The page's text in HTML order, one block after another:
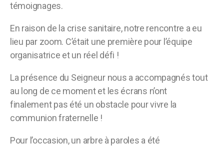
témoignages.
En raison de la crise sanitaire, notre rencontre a eu
lieu par zoom. C’était une première pour l’équipe
organisatrice et un réel défi !
La présence du Seigneur nous a accompagnés tout
au long de ce moment et les écrans n’ont
finalementpas été un obstacle pour vivre la
communion fraternelle !
Pour l’occasion, un arbre à paroles a été